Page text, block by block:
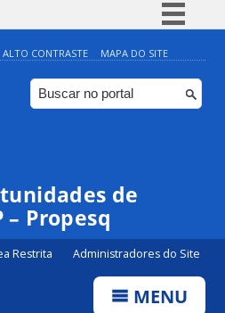
Simplifique!
Comunica BR
Participe
Canais
ALTO CONTRASTE MAPA DO SITE
de
– Propesq
Restrita Administradores do Site
MENU